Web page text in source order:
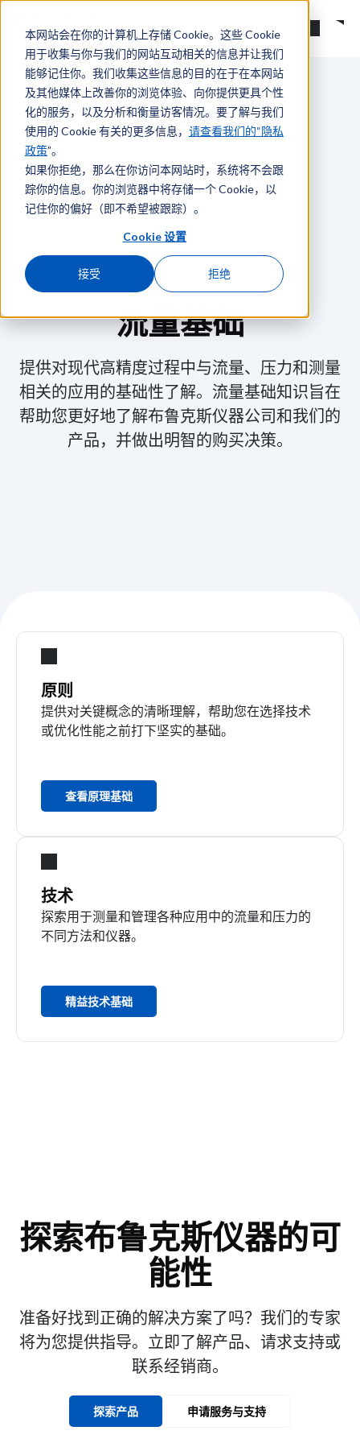
本网站会在你的计算机上存储 Cookie。这些 Cookie
用于收集与你与我们的网站互动相关的信息并让我们
能够记住你。我们收集这些信息的目的在于在本网站
及其他媒体上改善你的浏览体验、向你提供更具个性
化的服务，以及分析和衡量访客情况。要了解与我们
使用的 Cookie 有关的更多信息， 请查看我们的“隐私
政策”。
如果你拒绝，那么在你访问本网站时，系统将不会跟
踪你的信息。你的浏览器中将存储一个 Cookie，以
记住你的偏好（即不希望被跟踪）。
Cookie 设置
接受 拒绝
跳转到主要内容
搜索
布鲁克斯大学
流量基础
提供对现代高精度过程中与流量、压力和测量
相关的应用的基础性了解。流量基础知识旨在
帮助您更好地了解布鲁克斯仪器公司和我们的
产品，并做出明智的购买决策。
原则
提供对关键概念的清晰理解，帮助您在选择技术
或优化性能之前打下坚实的基础。
查看原理基础
技术
探索用于测量和管理各种应用中的流量和压力的
不同方法和仪器。
精益技术基础
探索布鲁克斯仪器的可
能性
准备好找到正确的解决方案了吗？我们的专家
将为您提供指导。立即了解产品、请求支持或
联系经销商。
探索产品 申请服务与支持